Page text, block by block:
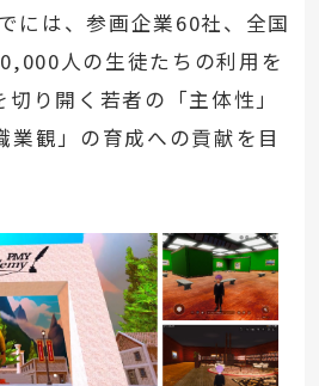
には、参画企業60社、全国
人の生徒たちの利用を
り開く若者の「主体性」
業観」の育成への貢献を目